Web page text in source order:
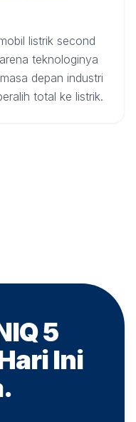
listrik second
teknologinya
depan industri
total ke listrik.
5
Ini